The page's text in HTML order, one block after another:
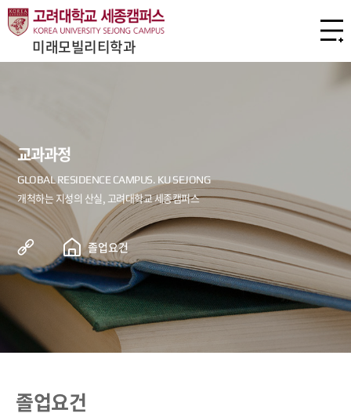
미래모빌리티학과
교과과정
졸업요건
졸업요건